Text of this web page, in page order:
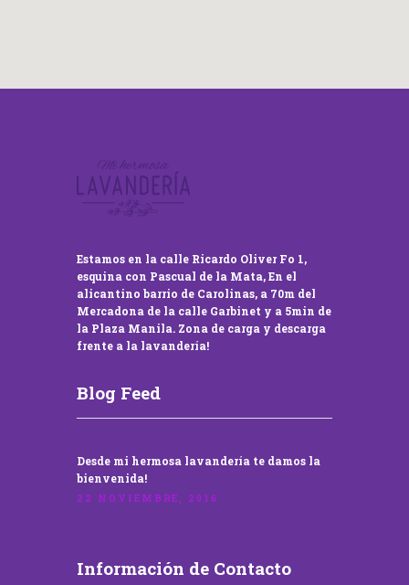
Estamos en la calle Ricardo Oliver Fo 1,
esquina con Pascual de la Mata, En el
alicantino barrio de Carolinas, a 70m del
Mercadona de la calle Garbinet y a 5min de
la Plaza Manila. Zona de carga y descarga
frente a la lavandería!
Blog Feed
Desde mi hermosa lavandería te damos la
bienvenida!
22 NOVIEMBRE, 2016
Información de Contacto